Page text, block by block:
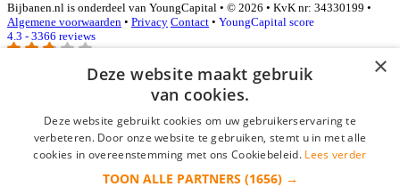
Bijbanen.nl is onderdeel van YoungCapital • © 2026 • KvK nr: 34330199 •
Algemene voorwaarden • Privacy Contact • YoungCapital score
4.3 - 3366 reviews
E-mail*
×
Deze website maakt gebruik
van cookies.
Deze website gebruikt cookies om uw gebruikerservaring te
verbeteren. Door onze website te gebruiken, stemt u in met alle
cookies in overeenstemming met ons Cookiebeleid. Lees verder
TOON ALLE PARTNERS (1656) →